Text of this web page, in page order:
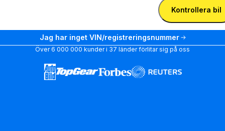
Ange VIN
Kontrollera bil
Jag har inget VIN/registreringsnummer
Över 6 000 000 kunder i 37 länder förlitar sig på oss